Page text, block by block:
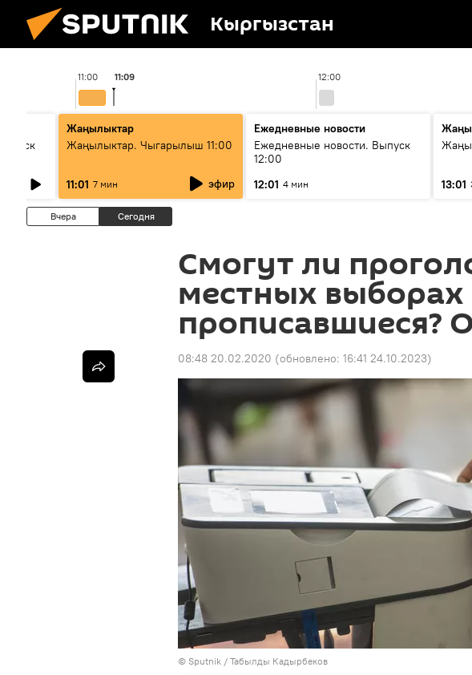
Кыргызстан
11:00 12:00
11:09
Жаңылыктар
Жаңылыктар. Чыгарылыш 11:00
11:01 7 мин эфир
Ежедневные новости
Ежедневные новости. Выпуск
12:00
12:01 4 мин 13:01
Вчера Сегодня
Смогут ли
местных выборах
прописавшиеся?
08:48 20.02.2020 (обновлено: 16:41 24.10.2023)
© Sputnik / Табылды Кадырбеков